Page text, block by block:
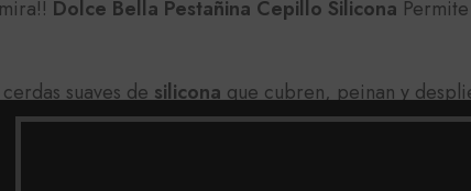
Dolce Bella Pestañina Cepillo Silicona
suaves de silicona que cubren, peinan y
más pobladas. Te gustará si tuspestañasson de
lo que dará mayor fijación y durabilidad, para ello